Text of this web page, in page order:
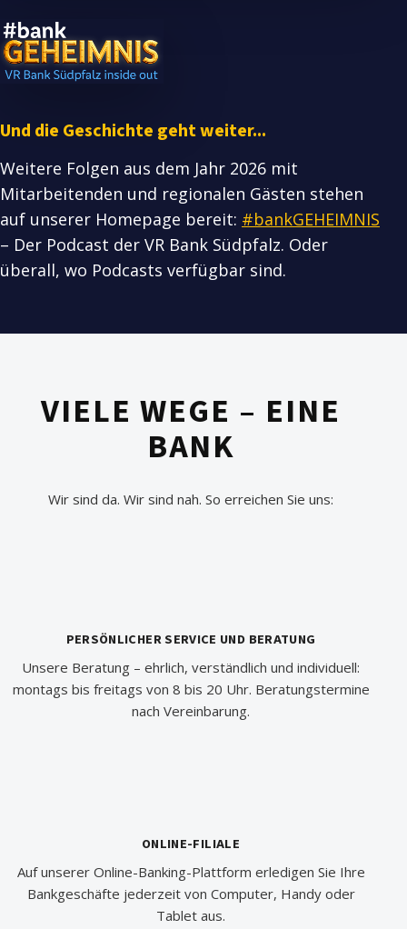
Und die Geschichte geht weiter...
Weitere Folgen aus dem Jahr 2026 mit
Mitarbeitenden und regionalen Gästen stehen
auf unserer Homepage bereit: #bankGEHEIMNIS
– Der Podcast der VR Bank Südpfalz. Oder
überall, wo Podcasts verfügbar sind.
VIELE WEGE – EINE
BANK
Wir sind da. Wir sind nah. So erreichen Sie uns:
PERSÖNLICHER SERVICE UND BERATUNG
Unsere Beratung – ehrlich, verständlich und individuell:
montags bis freitags von 8 bis 20 Uhr. Beratungstermine
nach Vereinbarung.
ONLINE-FILIALE
Auf unserer Online-Banking-Plattform erledigen Sie Ihre
Bankgeschäfte jederzeit von Computer, Handy oder
Tablet aus.